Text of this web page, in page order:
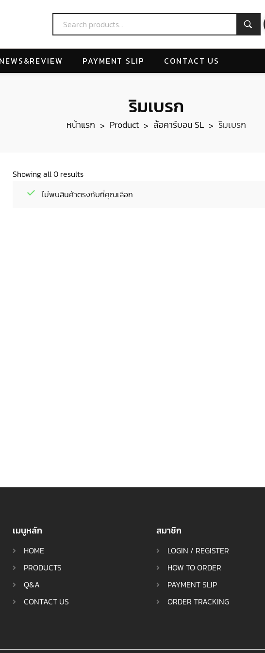
NEWS&REVIEW PAYMENT SLIP CONTACT US
ริมเบรก
หน้าแรก > Product > ล้อคาร์บอน SL > ริมเบรก
Showing all 0 results
ไม่พบสินค้าตรงกับที่คุณเลือก
เมนูหลัก
HOME
PRODUCTS
Q&A
CONTACT US
สมาชิก
LOGIN / REGISTER
HOW TO ORDER
PAYMENT SLIP
ORDER TRACKING